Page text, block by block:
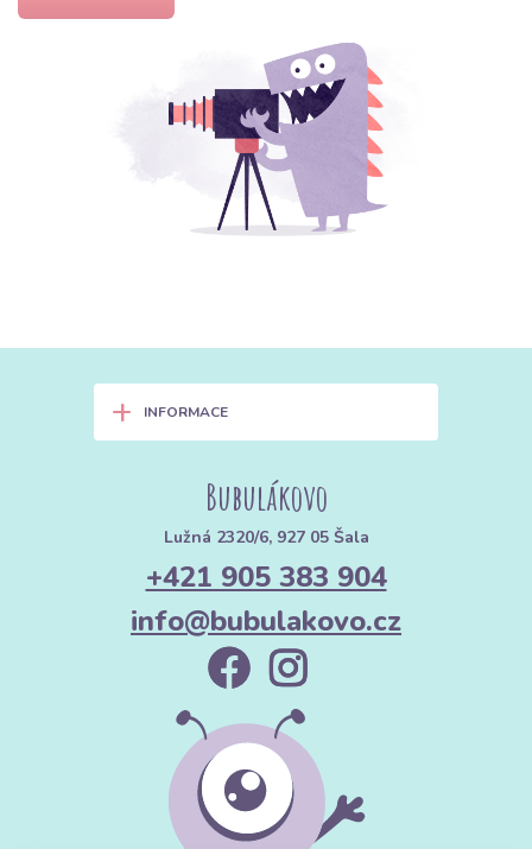
+ INFORMACE
Bubulákovo
Lužná 2320/6, 927 05 Šala
+421 905 383 904
info@bubulakovo.cz